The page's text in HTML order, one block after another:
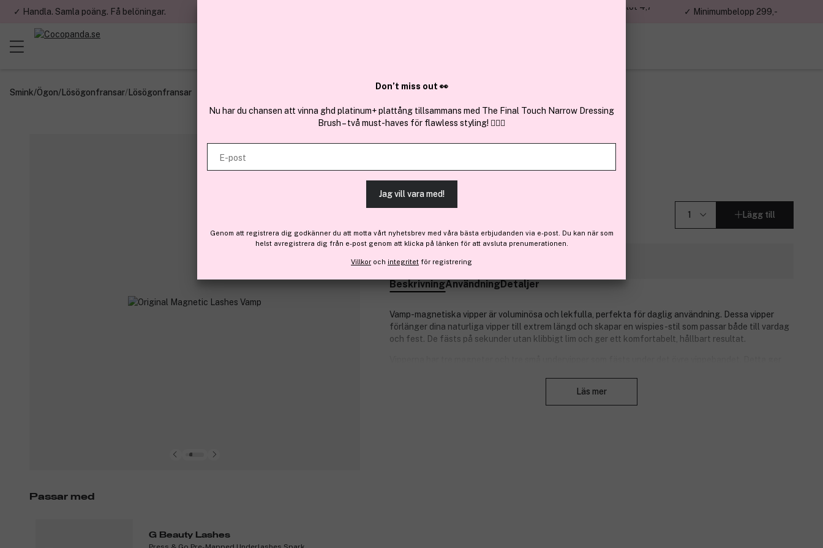
✓ Handla. Samla poäng. Få belöningar.
✓ Över 1,5 miljon kunder – Trustpilot 4,7
✓ Minimumbelopp 299,-
Smink/Ögon/Lösögonfransar/Lösögonfransar
Original Magnetic Lashes Vamp
Lägg till
Finns online
BeskrivningAnvändningDetaljer
Vamp-magnetiska vipper är voluminösa och lekfulla, perfekta för daglig användning. Dessa vipper
förlänger dina naturliga vipper till extrem längd och skapar en wispies-stil som passar både till vardag
och fest. De fästs på sekunder utan klibbigt lim och ger ett komfortabelt, hållbart resultat.
Vad gör Vamp-magnetiska vipper speciella?
Läs mer
Passar med
G Beauty Lashes
Don’t miss out 👀
Nu har du chansen att vinna ghd platinum+ plattång tillsammans med The Final Touch Narrow Dressing
Brush – två must-haves för flawless styling! 💇‍♀️✨
E-post
Jag vill vara med!
Genom att registrera dig godkänner du att motta vårt nyhetsbrev med våra bästa erbjudanden via e-post. Du kan när som
helst avregistrera dig från e-post genom att klicka på länken för att avsluta prenumerationen.
Villkor och integritet för registrering